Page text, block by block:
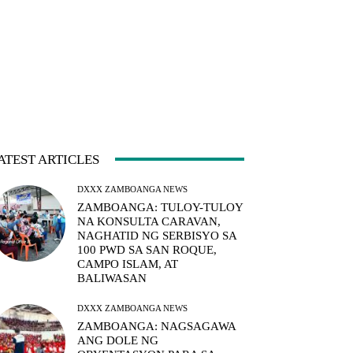
ARTICLES
DXXX ZAMBOANGA NEWS
ZAMBOANGA: TULOY-TULOY
NA KONSULTA CARAVAN,
NAGHATID NG SERBISYO SA
100 PWD SA SAN ROQUE,
CAMPO ISLAM, AT
BALIWASAN
DXXX ZAMBOANGA NEWS
ZAMBOANGA: NAGSAGAWA
ANG DOLE NG